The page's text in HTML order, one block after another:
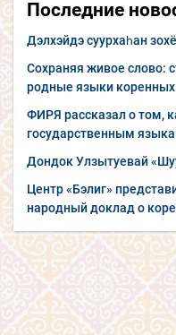
Последние
Дэлхэйдэ суурхаһан
Сохраняя живое слово:
родные языки
ФИРЯ рассказал о том,
государственным
Дондок Улзытуевай
Центр «Бэлиг»
народный доклад о